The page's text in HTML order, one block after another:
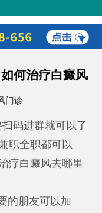
>
何治疗白癜风
门诊
码进群就可以了
职全职都可以
疗白癜风去哪里
的朋友可以加